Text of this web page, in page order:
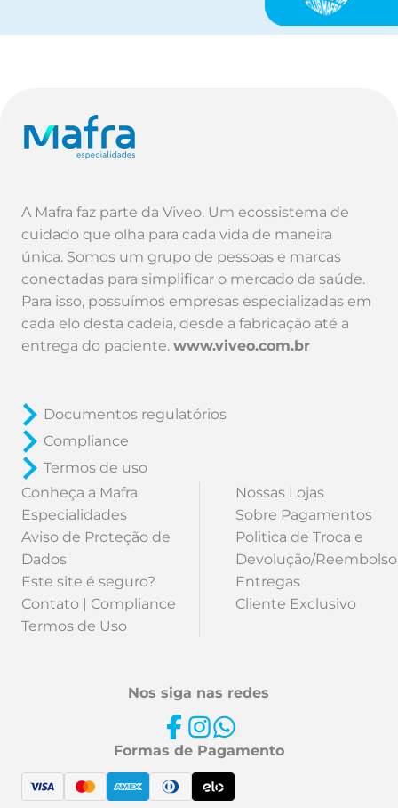
A Mafra faz parte da Viveo. Um ecossistema de
cuidado que olha para cada vida de maneira
única. Somos um grupo de pessoas e marcas
conectadas para simplificar o mercado da saúde.
Para isso, possuímos empresas especializadas em
cada elo desta cadeia, desde a fabricação até a
entrega do paciente.www.viveo.com.br
Documentos regulatórios
Compliance
Termos de uso
Conheça a Mafra
Especialidades
Aviso de Proteção de
Dados
Este site é seguro?
Contato | Compliance
Termos de Uso
Nossas Lojas
Sobre Pagamentos
Politica de Troca e
Devolução/Reembolso
Entregas
Cliente Exclusivo
Nos siga nas redes
Formas de Pagamento